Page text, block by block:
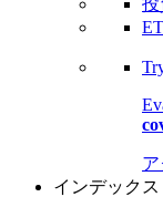
投
インデックス